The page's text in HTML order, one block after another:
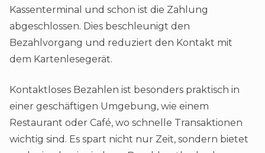
Kassenterminal und schon ist die Zahlung
abgeschlossen. Dies beschleunigt den
Bezahlvorgang und reduziert den Kontakt mit
dem Kartenlesegerät.
Kontaktloses Bezahlen ist besonders praktisch in
einer geschäftigen Umgebung, wie einem
Restaurant oder Café, wo schnelle Transaktionen
wichtig sind. Es spart nicht nur Zeit, sondern bietet